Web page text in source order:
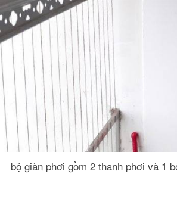
bộ giàn phơi gồm 2 thanh phơi và 1